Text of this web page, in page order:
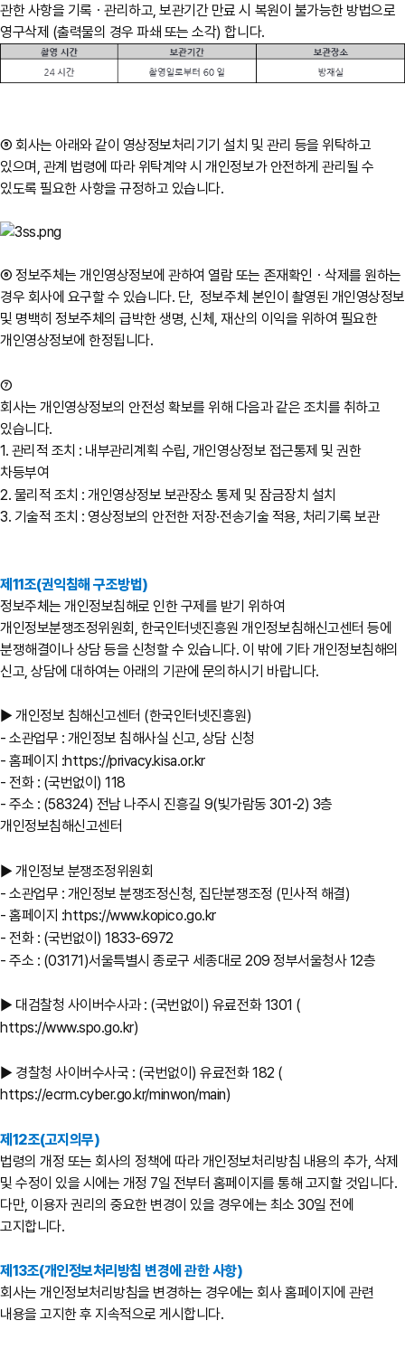
관한 사항을 기록ㆍ관리하고, 보관기간 만료 시 복원이 불가능한 방법으로
영구삭제 (출력물의 경우 파쇄 또는 소각) 합니다.
⑤ 회사는 아래와 같이 영상정보처리기기 설치 및 관리 등을 위탁하고
있으며, 관계 법령에 따라 위탁계약 시 개인정보가 안전하게 관리될 수
있도록 필요한 사항을 규정하고 있습니다.
⑥ 정보주체는 개인영상정보에 관하여 열람 또는 존재확인ㆍ삭제를 원하는
경우 회사에 요구할 수 있습니다. 단, 정보주체 본인이 촬영된 개인영상정보
및 명백히 정보주체의 급박한 생명, 신체, 재산의 이익을 위하여 필요한
개인영상정보에 한정됩니다.
⑦
회사는 개인영상정보의 안전성 확보를 위해 다음과 같은 조치를 취하고
있습니다.
1. 관리적 조치 : 내부관리계획 수립, 개인영상정보 접근통제 및 권한
차등부여
2. 물리적 조치 : 개인영상정보 보관장소 통제 및 잠금장치 설치
3. 기술적 조치 : 영상정보의 안전한 저장·전송기술 적용, 처리기록 보관
제11조(권익침해 구조방법)
정보주체는 개인정보침해로 인한 구제를 받기 위하여
개인정보분쟁조정위원회, 한국인터넷진흥원 개인정보침해신고센터 등에
분쟁해결이나 상담 등을 신청할 수 있습니다. 이 밖에 기타 개인정보침해의
신고, 상담에 대하여는 아래의 기관에 문의하시기 바랍니다.
▶ 개인정보 침해신고센터 (한국인터넷진흥원)
- 소관업무 : 개인정보 침해사실 신고, 상담 신청
- 홈페이지 :https://privacy.kisa.or.kr
- 전화 : (국번없이) 118
- 주소 : (58324) 전남 나주시 진흥길 9(빛가람동 301-2) 3층
개인정보침해신고센터
▶ 개인정보 분쟁조정위원회
- 소관업무 : 개인정보 분쟁조정신청, 집단분쟁조정 (민사적 해결)
- 홈페이지 :https://www.kopico.go.kr
- 전화 : (국번없이) 1833-6972
- 주소 : (03171)서울특별시 종로구 세종대로 209 정부서울청사 12층
▶ 대검찰청 사이버수사과 : (국번없이) 유료전화 1301 (
https://www.spo.go.kr)
▶ 경찰청 사이버수사국 : (국번없이) 유료전화 182 (
https://ecrm.cyber.go.kr/minwon/main)
제12조(고지의무)
법령의 개정 또는 회사의 정책에 따라 개인정보처리방침 내용의 추가, 삭제
및 수정이 있을 시에는 개정 7일 전부터 홈페이지를 통해 고지할 것입니다.
다만, 이용자 권리의 중요한 변경이 있을 경우에는 최소 30일 전에
고지합니다.
제13조(개인정보처리방침 변경에 관한 사항)
회사는 개인정보처리방침을 변경하는 경우에는 회사 홈페이지에 관련
내용을 고지한 후 지속적으로 게시합니다.